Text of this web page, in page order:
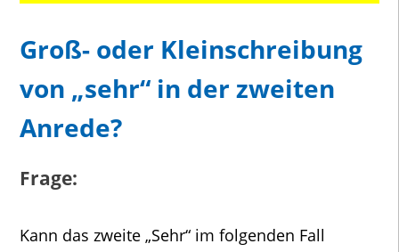
Groß- oder Kleinschreibung
von „sehr“ in der zweiten
Anrede?
Frage:
Kann das zweite „Sehr“ im folgenden Fall